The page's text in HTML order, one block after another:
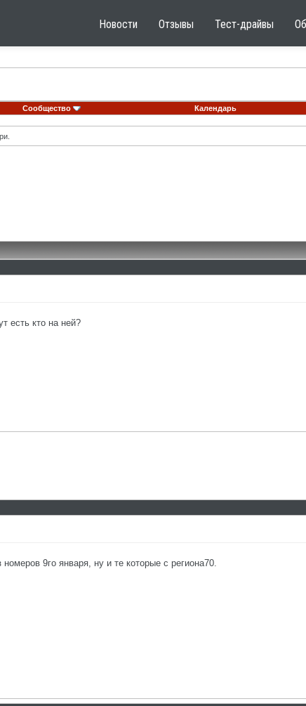
Новости Отзывы Тест-драйвы
Сообщество Календарь
есть кто на ней?
9го января, ну и те которые с региона70.